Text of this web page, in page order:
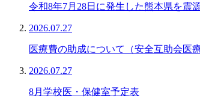
令和8年7月28日に発生した熊本県を震
2026.07.27
医療費の助成について（安全互助会医
2026.07.27
8月学校医・保健室予定表